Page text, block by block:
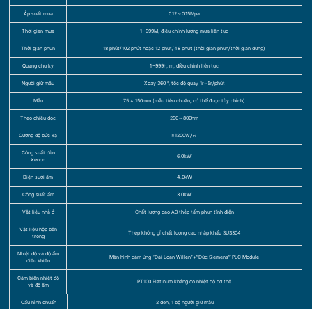
Áp suất mưa 0.12～0.15Mpa
Thời gian mưa 1~999M, điều chỉnh lượng mưa liên tục
Thời gian phun 18 phút/102 phút hoặc 12 phút/48 phút (thời gian phun/thời gian dừng)
Quang chu kỳ 1~999h, m, điều chỉnh liên tục
Người giữ mẫu Xoay 360 °, tốc độ quay 1r~5r/phút
Mẫu 75 × 150mm (mẫu tiêu chuẩn, có thể được tùy chỉnh)
Theo chiều dọc 290～800nm
Cường độ bức xạ ≤1200W/㎡
Công suất đèn
Xenon
6.0kW
Điện sưởi ấm 4.0kW
Công suất ẩm 3.0kW
Vật liệu nhà ở Chất lượng cao A3 thép tấm phun tĩnh điện
Vật liệu hộp bên
trong
Thép không gỉ chất lượng cao nhập khẩu SUS304
Nhiệt độ và độ ẩm
điều khiển
Màn hình cảm ứng “Đài Loan Willen”+”Đức Siemens” PLC Module
Cảm biến nhiệt độ
và độ ẩm
PT100 Platinum kháng đo nhiệt độ cơ thể
Cấu hình chuẩn 2 đèn, 1 bộ người giữ mẫu